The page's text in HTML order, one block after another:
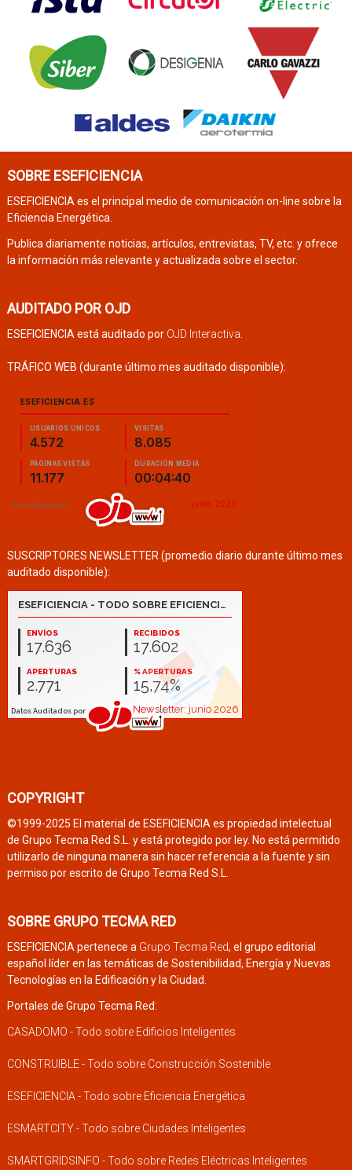
SOBRE ESEFICIENCIA
ESEFICIENCIA es el principal medio de comunicación on-line sobre la
Eficiencia Energética.
Publica diariamente noticias, artículos, entrevistas, TV, etc. y ofrece
la información más relevante y actualizada sobre el sector.
AUDITADO POR OJD
ESEFICIENCIA está auditado por OJD Interactiva.
TRÁFICO WEB (durante último mes auditado disponible):
SUSCRIPTORES NEWSLETTER (promedio diario durante último mes
auditado disponible):
COPYRIGHT
©1999-2025 El material de ESEFICIENCIA es propiedad intelectual
de Grupo Tecma Red S.L. y está protegido por ley. No está permitido
utilizarlo de ninguna manera sin hacer referencia a la fuente y sin
permiso por escrito de Grupo Tecma Red S.L.
SOBRE GRUPO TECMA RED
ESEFICIENCIA pertenece a Grupo Tecma Red, el grupo editorial
español líder en las temáticas de Sostenibilidad, Energía y Nuevas
Tecnologías en la Edificación y la Ciudad.
Portales de Grupo Tecma Red:
CASADOMO - Todo sobre Edificios Inteligentes
CONSTRUIBLE - Todo sobre Construcción Sostenible
ESEFICIENCIA - Todo sobre Eficiencia Energética
ESMARTCITY - Todo sobre Ciudades Inteligentes
SMARTGRIDSINFO - Todo sobre Redes Eléctricas Inteligentes